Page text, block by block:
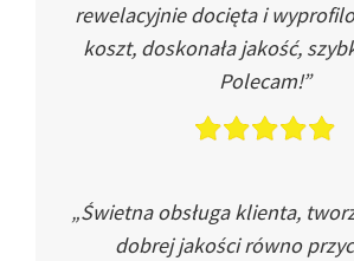
rewelacyjnie docięta i
koszt, doskonała jakość,
Polecam!”
„Świetna obsługa klienta,
dobrej jakości równo